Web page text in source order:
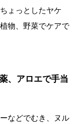
ょっとしたヤケ
物、野菜でケアで
、アロエで手当
などでむき、ヌル